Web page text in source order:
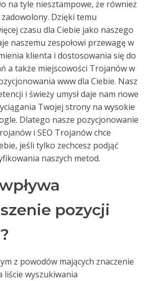
na tyle niesztampowe, że również
Dzięki temu
czasu dla Ciebie jako naszego
naszemu zespołowi przewagę w
klienta i dostosowania się do
a także miejscowości Trojanów w
www dla Ciebie. Nasz
i świeży umysł daje nam nowe
Twojej strony na wysokie
Dlatego nasze pozycjonowanie
i SEO Trojanów chce
jeśli tylko zechcesz podjąć
naszych metod.
pozycji
z powodów mających znaczenie
liście wyszukiwania